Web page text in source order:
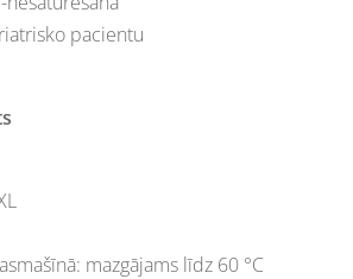
pacientu
mazgājams līdz 60 °C